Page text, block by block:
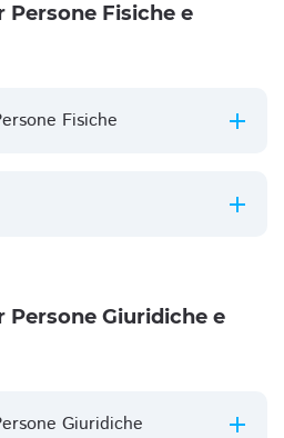
Persone Fisiche e
Fisiche
Persone Giuridiche e
Giuridiche